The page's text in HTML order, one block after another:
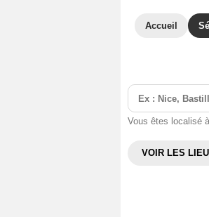
Accueil
Vous êtes localisé
VOIR LES